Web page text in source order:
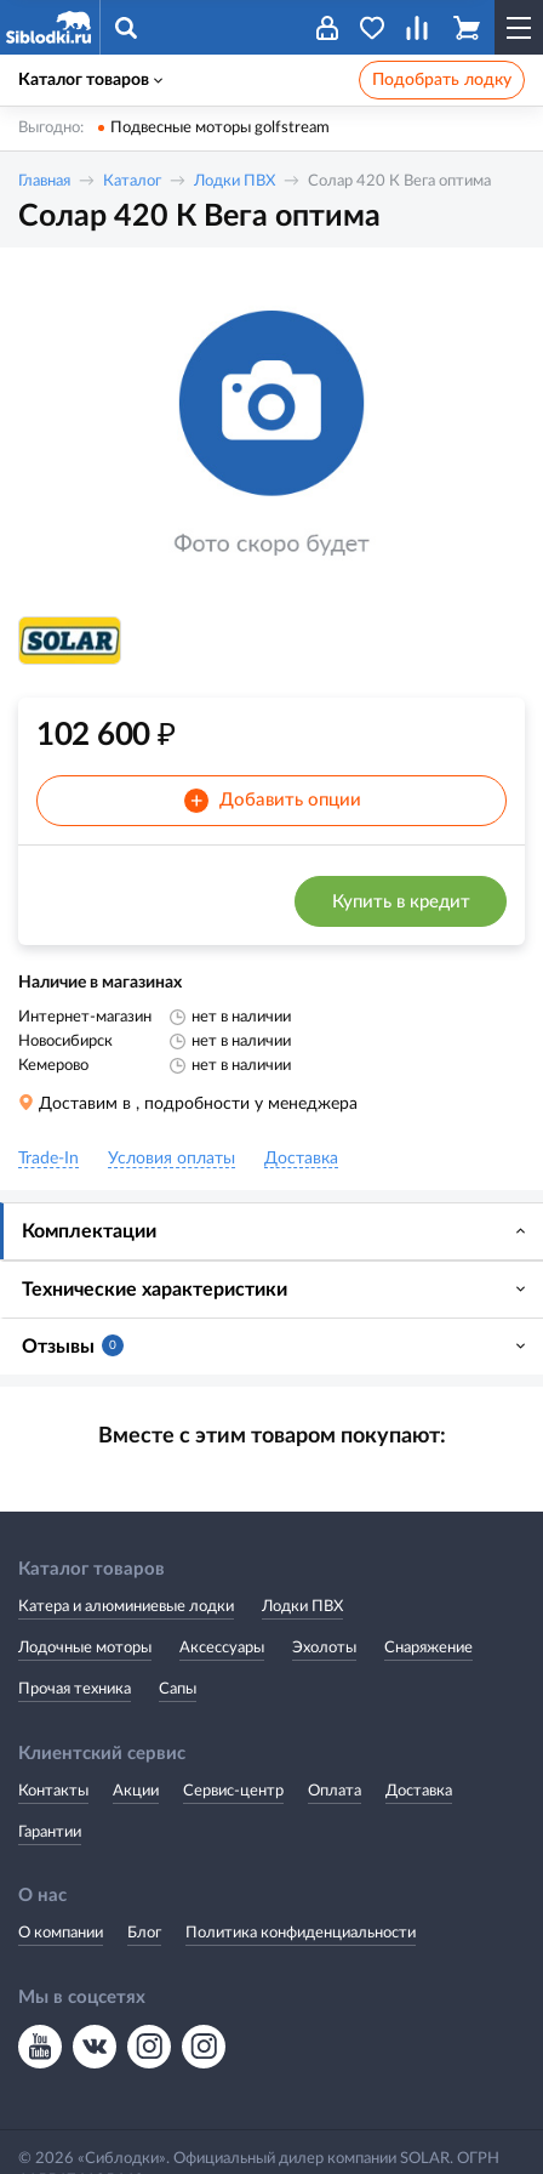
Каталог товаров Подобрать лодку
Выгодно: Подвесные моторы golfstream
Главная Каталог Лодки ПВХ Солар 420 К Вега оптима
Солар 420 К Вега оптима
102 600 ₽
+ Добавить опции
Купить в кредит
Наличие в магазинах
Интернет-магазин
нет в наличии
Новосибирск
нет в наличии
Кемерово
нет в наличии
Доставим в , подробности у менеджера
Trade-In Условия оплаты Доставка
Комплектации
Технические характеристики
Отзывы 0
Вместе с этим товаром покупают:
Каталог товаров
Катера и алюминиевые лодки Лодки ПВХ
Лодочные моторы Аксессуары Эхолоты Снаряжение
Прочая техника Сапы
Клиентский сервис
Контакты Акции Сервис-центр Оплата Доставка
Гарантии
О нас
О компании Блог Политика конфиденциальности
Мы в соцсетях
© 2026 «Сиблодки». Официальный дилер компании SOLAR. ОГРН